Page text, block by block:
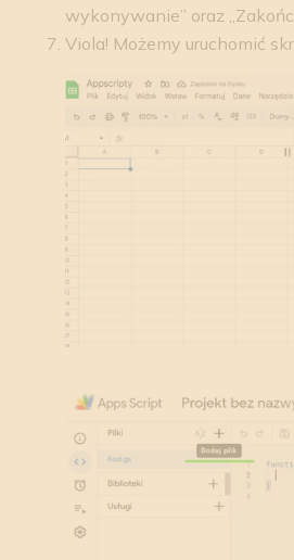
wykonywanie” oraz
Viola! Możemy uruchomić